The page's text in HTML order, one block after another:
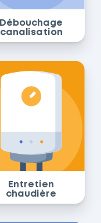
Débouchage
canalisation
Entretien
chaudière